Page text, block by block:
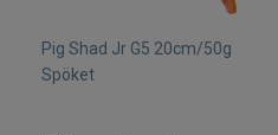
Pig Shad Jr G5 20cm/50g
Spöket